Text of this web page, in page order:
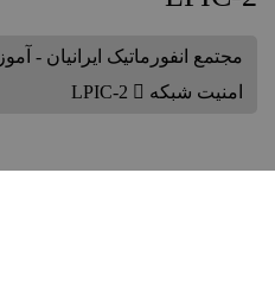
مجتمع انفورماتیک ایرانیان -
امنیت شبکه
LPIC-2